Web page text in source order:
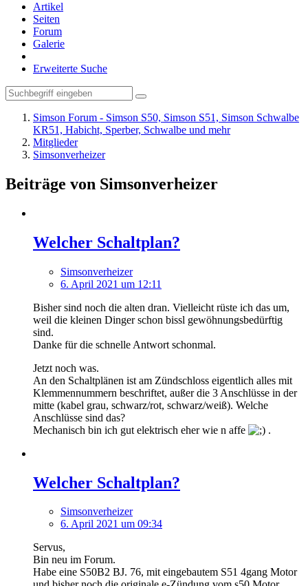
Artikel
Seiten
Forum
Galerie
Erweiterte Suche
Simson Forum - Simson S50, Simson S51, Simson Schwalbe
KR51, Habicht, Sperber, Schwalbe und mehr
Mitglieder
Simsonverheizer
Beiträge von Simsonverheizer
Welcher Schaltplan?
Simsonverheizer
6. April 2021 um 12:11
Bisher sind noch die alten dran. Vielleicht rüste ich das um,
weil die kleinen Dinger schon bissl gewöhnungsbedürftig
sind.
Danke für die schnelle Antwort schonmal.
Jetzt noch was.
An den Schaltplänen ist am Zündschloss eigentlich alles mit
Klemmennummern beschriftet, außer die 3 Anschlüsse in der
mitte (kabel grau, schwarz/rot, schwarz/weiß). Welche
Anschlüsse sind das?
Mechanisch bin ich gut elektrisch eher wie n affe
.
Welcher Schaltplan?
Simsonverheizer
6. April 2021 um 09:34
Servus,
Bin neu im Forum.
Habe eine S50B2 BJ. 76, mit eingebautem S51 4gang Motor